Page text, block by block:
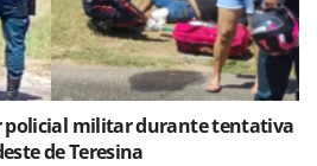
policial militar durante tentativa
de Teresina